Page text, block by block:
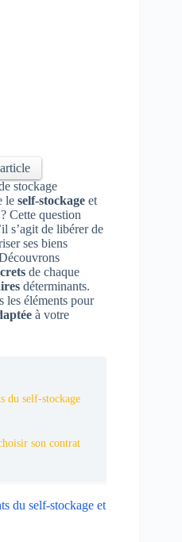
stockage
le self-stockage et
Cette question
s’agit de libérer de
ses biens
de chaque
déterminants.
les éléments pour
à votre
du self-stockage
son contrat
du self-stockage et